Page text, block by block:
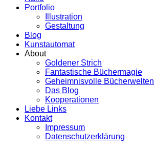
Portfolio
Illustration
Gestaltung
Blog
Kunstautomat
About
Goldener Strich
Fantastische Büchermagie
Geheimnisvolle Bücherwelten
Das Blog
Kooperationen
Liebe Links
Kontakt
Impressum
Datenschutzerklärung